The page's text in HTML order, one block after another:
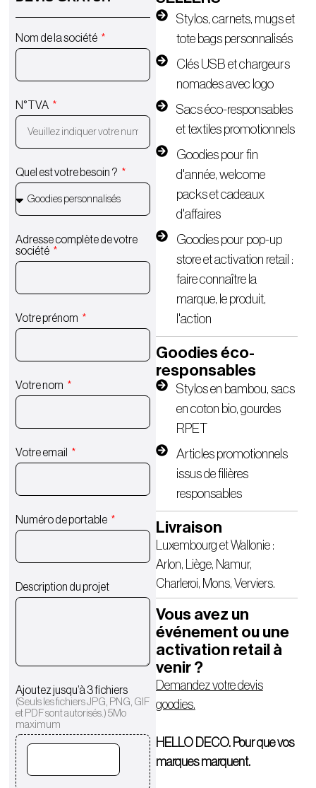
Stylos, carnets, mugs et
tote bags personnalisés
Clés USB et chargeurs
nomades avec logo
Sacs éco-responsables
et textiles promotionnels
Goodies pour fin
d'année, welcome
packs et cadeaux
d'affaires
Goodies pour pop-up
store et activation retail :
faire connaître la
marque, le produit,
l'action
Goodies éco-
responsables
Stylos en bambou, sacs
en coton bio, gourdes
RPET
Articles promotionnels
issus de filières
responsables
Livraison
Luxembourg et Wallonie :
Arlon, Liège, Namur,
Charleroi, Mons, Verviers.
Vous avez un
événement ou une
activation retail à
venir ?
Demandez votre devis
goodies.
HELLO DECO. Pour que vos
marques marquent.
Nom de la société
N°TVA
Quel est votre besoin ?
Adresse complète de votre
société
Votre prénom
Votre nom
Votre email
Numéro de portable
Description du projet
Ajoutez jusqu’à 3 fichiers
(Seuls les fichiers JPG, PNG, GIF
et PDF sont autorisés.) 5Mo
maximum